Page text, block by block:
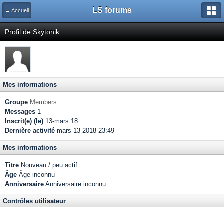
← Accueil LS forums
Profil de Skytonik
Mes informations
Groupe Members
Messages 1
Inscrit(e) (le) 13-mars 18
Dernière activité mars 13 2018 23:49
Mes informations
Titre Nouveau / peu actif
Âge Âge inconnu
Anniversaire Anniversaire inconnu
Contrôles utilisateur